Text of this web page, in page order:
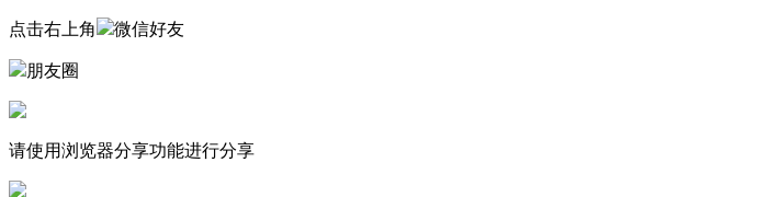
点击右上角 微信好友
朋友圈
请使用浏览器分享功能进行分享